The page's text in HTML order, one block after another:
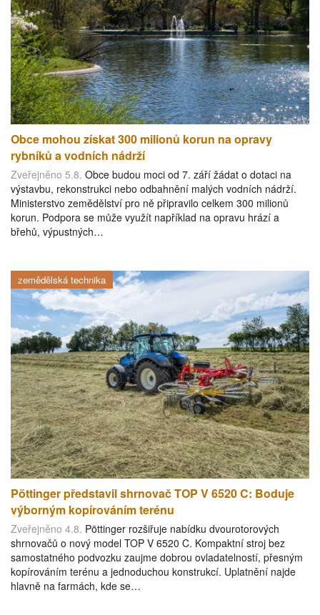
Obce mohou získat 300 milionů korun na opravy
rybníků a vodních nádrží
Zveřejněno 5.8. Obce budou moci od 7. září žádat o dotaci na
výstavbu, rekonstrukci nebo odbahnění malých vodních nádrží.
Ministerstvo zemědělství pro ně připravilo celkem 300 milionů
korun. Podpora se může využít například na opravu hrází a
břehů, výpustných…
zemědělská technika
Pöttinger představil shrnovač TOP V 6520 C: Boduje
výborným kopírováním terénu
Zveřejněno 4.8. Pöttinger rozšiřuje nabídku dvourotorových
shrnovačů o nový model TOP V 6520 C. Kompaktní stroj bez
samostatného podvozku zaujme dobrou ovladatelností, přesným
kopírováním terénu a jednoduchou konstrukcí. Uplatnění najde
hlavně na farmách, kde se…